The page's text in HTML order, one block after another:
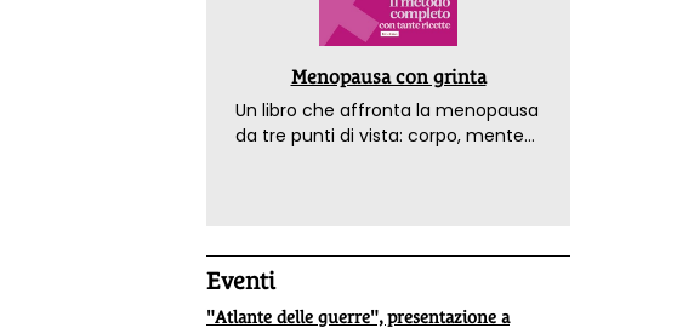
Menopausa con grinta
Un libro che affronta la menopausa
da tre punti di vista: corpo, mente
Eventi
"Atlante delle guerre", presentazione a